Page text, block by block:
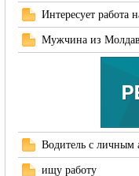
объявления в
Германии -
Интересует работа
Мужчина из
Водитель с личным
ищу работу